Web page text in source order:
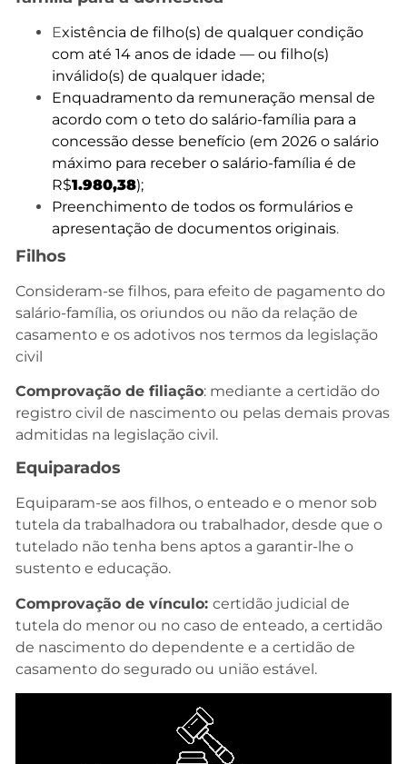
Existência de filho(s) de qualquer condição
com até 14 anos de idade — ou filho(s)
inválido(s) de qualquer idade;
Enquadramento da remuneração mensal de
acordo com o teto do salário-família para a
concessão desse benefício (em 2026 o salário
máximo para receber o salário-família é de
R$1.980,38);
Preenchimento de todos os formulários e
apresentação de documentos originais.
Filhos
Consideram-se filhos, para efeito de pagamento do
salário-família, os oriundos ou não da relação de
casamento e os adotivos nos termos da legislação
civil
Comprovação de filiação: mediante a certidão do
registro civil de nascimento ou pelas demais provas
admitidas na legislação civil.
Equiparados
Equiparam-se aos filhos, o enteado e o menor sob
tutela da trabalhadora ou trabalhador, desde que o
tutelado não tenha bens aptos a garantir-lhe o
sustento e educação.
Comprovação de vínculo: certidão judicial de
tutela do menor ou no caso de enteado, a certidão
de nascimento do dependente e a certidão de
casamento do segurado ou união estável.